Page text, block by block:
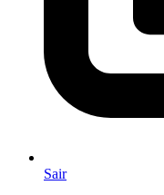
Sair